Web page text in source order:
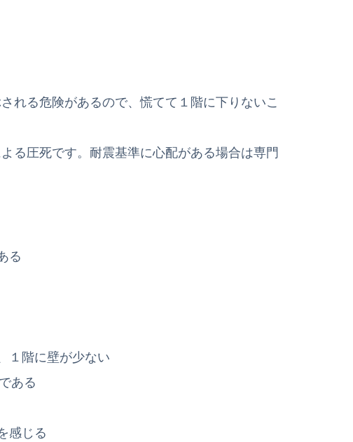
れる危険があるので、慌てて１階に下りないこ
る圧死です。耐震基準に心配がある場合は専門
る
１階に壁が少ない
ある
感じる